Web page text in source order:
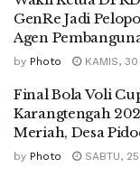
GenRe Jadi
Agen
by Photo KAMIS,
Final Bola Voli
Karangtengah
Meriah, Desa
by Photo SABTU,